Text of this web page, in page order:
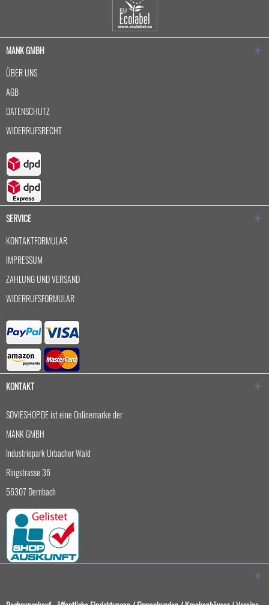
MANK GMBH
ÜBER UNS
AGB
DATENSCHUTZ
WIDERRUFSRECHT
SERVICE
KONTAKTFORMULAR
IMPRESSUM
ZAHLUNG UND VERSAND
WIDERRUFSFORMULAR
KONTAKT
SOVIESHOP.DE ist eine Onlinemarke der
MANK GMBH
Industriepark Urbacher Wald
Ringstrasse 36
56307 Dernbach